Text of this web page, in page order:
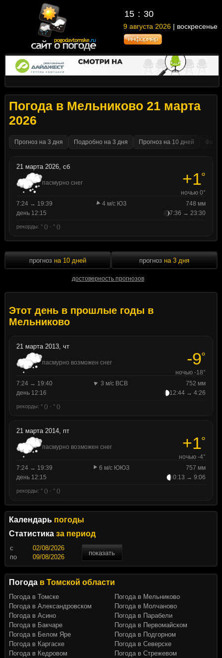
15 : 30
9 августа 2026 | воскресенье
Погода в Мельниково 21 марта
2026
Прогноз на 3 дня Подробно на 3 дня Прогноз на 10 дней
21 марта 2026, сб
пасмурно снег +1°
ночью 0°
7:24 → 19:39
4 м/с ЮЗ
748 мм
день 12:15
7:36 → 23:30
рекорды: ° () · ° ()
прогноз на 10 дней
достоверность прогнозов
прогноз на 3 дня
Этот день в прошлые годы в
Мельниково
21 марта 2013, чт
пасмурно возможен снег -9°
ночью -18°
7:24 → 19:40
3 м/с ВСВ
752 мм
день 12:16
12:44 → 4:26
рекорды: ° () · ° ()
21 марта 2014, пт
пасмурно возможен снег +1°
ночью -4°
7:24 → 19:39
6 м/с ЮЮЗ
757 мм
день 12:15
0:13 → 9:06
рекорды: ° () · ° ()
Календарь погоды
Статистика за период
c
показать
по
Погода в Томской области
Погода в Томске
Погода в Александровском
Погода в Асино
Погода в Бакчаре
Погода в Белом Яре
Погода в Каргаске
Погода в Кедровом
Погода в Мельниково
Погода в Молчаново
Погода в Парабели
Погода в Первомайском
Погода в Подгорном
Погода в Северске
Погода в Стрежевом